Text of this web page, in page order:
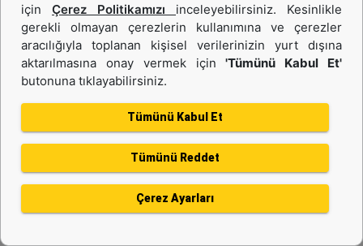
3512C HD
için Çerez Politikamızı inceleyebilirsiniz. Kesinlikle
gerekli olmayan çerezlerin kullanımına ve çerezler
aracılığıyla toplanan kişisel verilerinizin yurt dışına
aktarılmasına onay vermek için'Tümünü Kabul Et'
butonuna tıklayabilirsiniz.
Tümünü Kabul Et
Tümünü Reddet
Çerez Ayarları